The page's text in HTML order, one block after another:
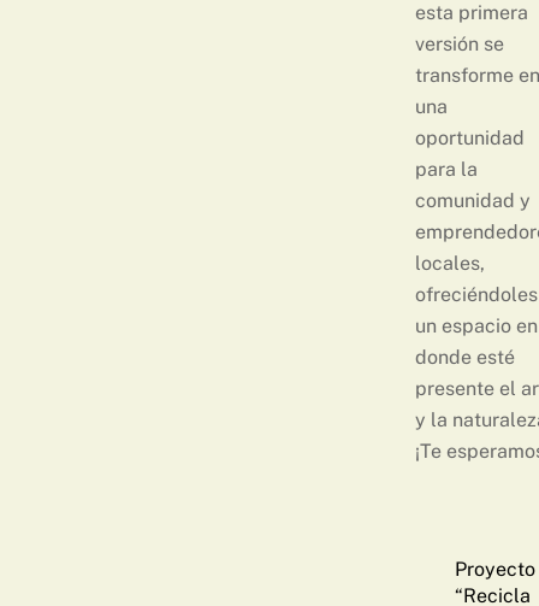
esta primera
versión se
transforme en
una
oportunidad
para la
comunidad y
locales,
ofreciéndoles
un espacio en
donde esté
presente el
y la
¡Te
Proyecto
“Recicla